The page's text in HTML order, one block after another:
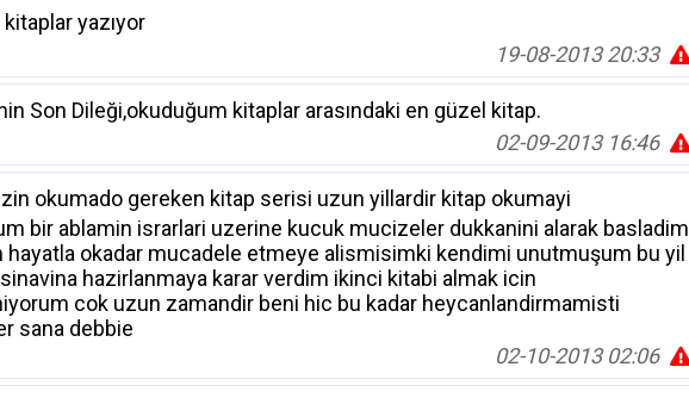
kitaplar yazıyor
19-08-2013 20:33
Son Dileği,okuduğum kitaplar arasındaki en güzel kitap.
02-09-2013 16:46
okumado gereken kitap serisi uzun yillardir kitap okumayi
bir ablamin israrlari uzerine kucuk mucizeler dukkanini alarak basladim
hayatla okadar mucadele etmeye alismisimki kendimi unutmuşum bu yil
hazirlanmaya karar verdim ikinci kitabi almak icin
cok uzun zamandir beni hic bu kadar heycanlandirmamisti
sana debbie
02-10-2013 02:06